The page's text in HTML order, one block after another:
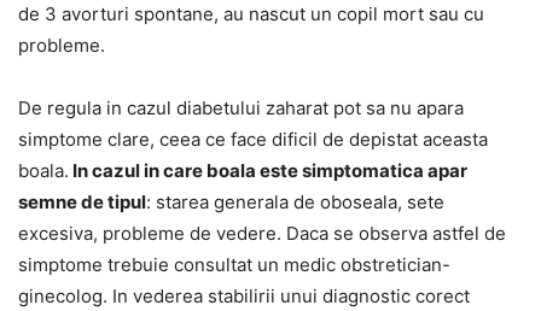
de 3 avorturi spontane, au nascut un copil mort sau cu
probleme.
De regula in cazul diabetului zaharat pot sa nu apara
simptome clare, ceea ce face dificil de depistat aceasta
boala. In cazul in care boala este simptomatica apar
semne de tipul: starea generala de oboseala, sete
excesiva, probleme de vedere. Daca se observa astfel de
simptome trebuie consultat un medic obstretician-
ginecolog. In vederea stabilirii unui diagnostic corect